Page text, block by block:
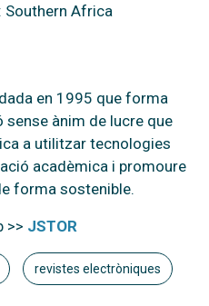
Africa
en 1995 que forma
sense ànim de lucre que
a utilitzar tecnologies
acadèmica i promoure
forma sostenible.
>> JSTOR
revistes electròniques